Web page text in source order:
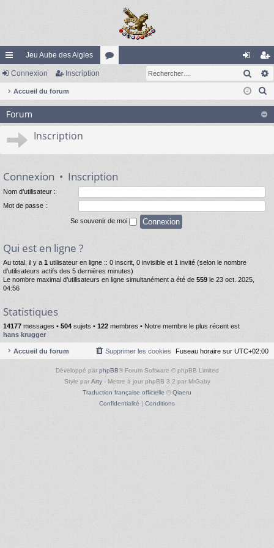
ac
co
ur
ci
Jeu Aube des Aigles
s
on
ne
on
ns
cri
pti
on
Connexion Inscription
Accueil du forum
Forum
Inscription
Connexion • Inscription
Nom d’utilisateur :
Mot de passe :
Se souvenir de moi
Qui est en ligne ?
Au total, il y a 1 utilisateur en ligne :: 0 inscrit, 0 invisible et 1 invité (selon le nombre
d’utilisateurs actifs des 5 dernières minutes)
Le nombre maximal d’utilisateurs en ligne simultanément a été de 559 le 23 oct. 2025,
04:56
Statistiques
14177 messages • 504 sujets • 122 membres • Notre membre le plus récent est
hans krugger
Accueil du forum Fuseau horaire sur UTC+02:00
Supprimer les cookies
Développé par phpBB® Forum Software © phpBB Limited
Style par Arty- Mettre à jour phpBB 3.2 par MrGaby
Traduction française officielle © Qiaeru
Confidentialité | Conditions